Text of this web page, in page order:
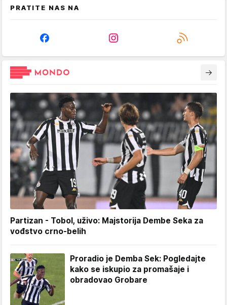
PRATITE NAS NA
Partizan - Tobol, uživo: Majstorija Dembe Seka za
vođstvo crno-belih
Proradio je Demba Sek: Pogledajte
kako se iskupio za promašaje i
obradovao Grobare